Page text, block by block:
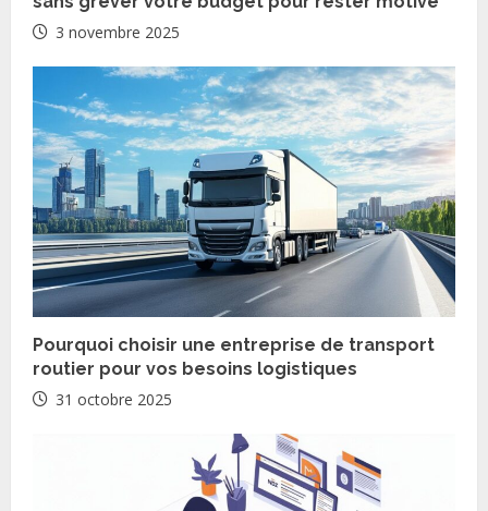
a
d
i
n
g
3 novembre 2025
Pourquoi choisir une entreprise de transport
routier pour vos besoins logistiques
31 octobre 2025